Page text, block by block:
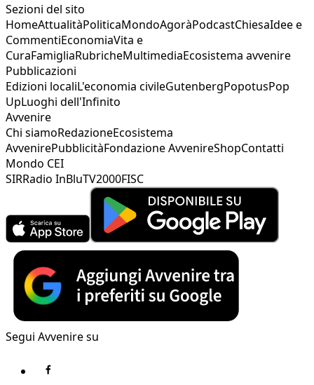
Sezioni del sito
HomeAttualitàPoliticaMondoAgoràPodcastChiesaIdee e
CommentiEconomiaVita e
CuraFamigliaRubricheMultimediaEcosistema avvenire
Pubblicazioni
Edizioni localiL'economia civileGutenbergPopotusPop
UpLuoghi dell'Infinito
Avvenire
Chi siamoRedazioneEcosistema
AvvenirePubblicitàFondazione AvvenireShopContatti
Mondo CEI
SIRRadio InBluTV2000FISC
Segui Avvenire su